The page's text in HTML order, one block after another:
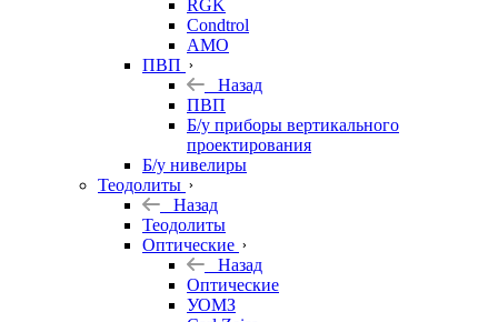
RGK
Condtrol
AMO
ПВП
Назад
ПВП
Б/у приборы вертикального
проектирования
Б/у нивелиры
Теодолиты
Назад
Теодолиты
Оптические
Назад
Оптические
УОМЗ